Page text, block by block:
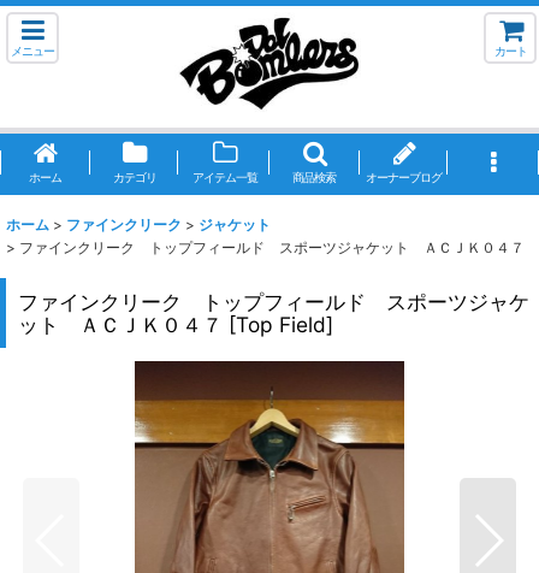
メニュー カート
ホーム カテゴリ アイテム一覧 商品検索 オーナーブログ
ホーム > ファインクリーク > ジャケット
> ファインクリーク トップフィールド スポーツジャケット ＡＣＪＫ０４７
ファインクリーク トップフィールド スポーツジャケ
ット ＡＣＪＫ０４７ [Top Field]